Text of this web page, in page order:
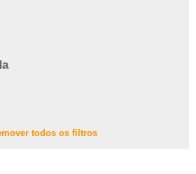
todos os filtros